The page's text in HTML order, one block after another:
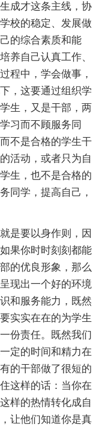
成才这条主线，协
校的稳定、发展做
的综合素质和能
养自己认真工作、
程中，学会做事，
，这要通过组织学
生，又是干部，两
习而不顾服务同
不是合格的学生干
活动，或者只为自
生，也不是合格的
同学，提高自己，
是要以身作则，因
果你时时刻刻都能
的优良形象，那么
现出一个好的环境
和服务能力，既然
实实在在的为学生
份责任。既然我们
定的时间和精力在
的干部做了很短的
这样的话：当你在
样的热情转化成自
让他们知道你是真